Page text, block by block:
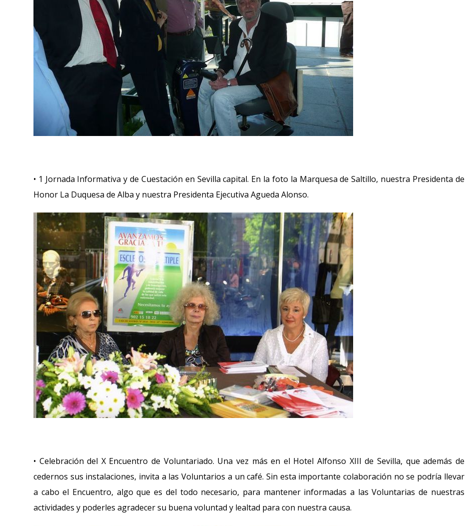
• 1 Jornada Informativa y de Cuestación en Sevilla capital. En la foto la Marquesa de Saltillo, nuestra Presidenta de
Honor La Duquesa de Alba y nuestra Presidenta Ejecutiva Agueda Alonso.
• Celebración del X Encuentro de Voluntariado. Una vez más en el Hotel Alfonso XIII de Sevilla, que además de
cedernos sus instalaciones, invita a las Voluntarios a un café. Sin esta importante colaboración no se podría llevar
a cabo el Encuentro, algo que es del todo necesario, para mantener informadas a las Voluntarias de nuestras
actividades y poderles agradecer su buena voluntad y lealtad para con nuestra causa.